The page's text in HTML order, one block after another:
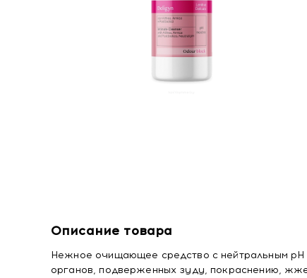
Описание товара
Нежное очищающее средство с нейтральным pH
органов, подверженных зуду, покраснению,